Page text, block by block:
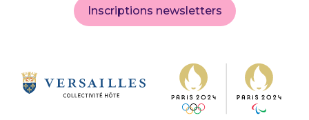
Inscriptions newsletters